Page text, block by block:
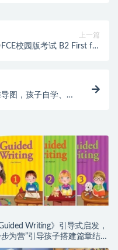
上一篇
校园版考试 B2 First for
图，孩子自学、
Guided Writing》引导式启发，
步为营”引导孩子搭建篇章结